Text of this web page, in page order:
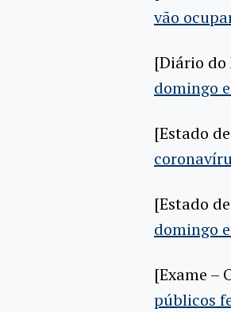
vão
[Diário do
domingo
[Estado
[Estado
domingo
[Exame –
públicos